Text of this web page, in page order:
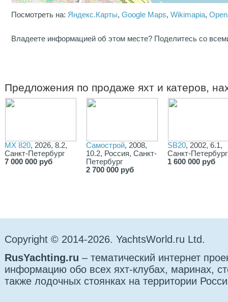
Посмотреть на: Яндекс.Карты,Google Maps,Wikimapia,
Владеете информацией об этом месте? Поделитесь со
Предложения по продаже яхт и катеров,
MX 820, 2026, 8.2,
Санкт-Петербург
7 000 000 руб
Самострой, 2008,
10.2, Россия, Санкт-
Петербург
2 700 000 руб
SB20, 2002, 6.1,
Санкт-Петербург
1 600 000 руб
Copyright © 2014-2026. YachtsWorld.ru Ltd.
RusYachting.ru – тематический интернет
информацию обо всех яхт-клубах, маринах,
также лодочных стоянках на территории